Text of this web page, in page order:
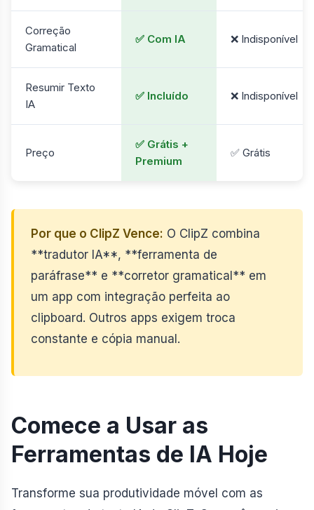
Correção
Gramatical
✅ Com IA ❌ Indisponível
Resumir Texto
IA
✅ Incluído ❌ Indisponível
Preço
✅ Grátis +
Premium
✅ Grátis
Por que o ClipZ Vence: O ClipZ combina
**tradutor IA**, **ferramenta de
paráfrase** e **corretor gramatical** em
um app com integração perfeita ao
clipboard. Outros apps exigem troca
constante e cópia manual.
Comece a Usar as
Ferramentas de IA Hoje
Transforme sua produtividade móvel com as